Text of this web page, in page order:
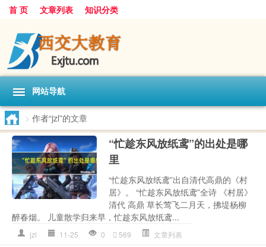
首 页 文章列表 知识分类
网站导航
> 作者“jzl”的文章
“忙趁东风放纸鸢”的出处是哪
里
“忙趁东风放纸鸢”出自清代高鼎的《村
居》。 “忙趁东风放纸鸢”全诗 《村居》
清代 高鼎 草长莺飞二月天，拂堤杨柳
醉春烟。 儿童散学归来早，忙趁东风放纸鸢...
jzl 11-25 0 569 文章列表